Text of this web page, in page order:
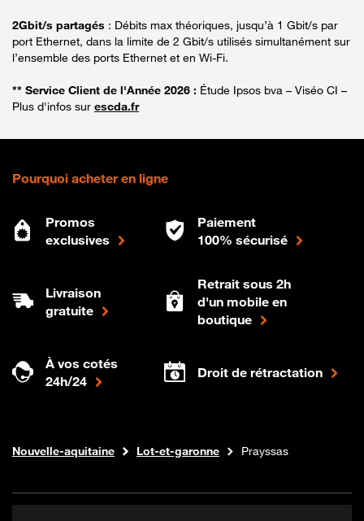
2Gbit/s partagés : Débits max théoriques, jusqu’à 1 Gbit/s par
port Ethernet, dans la limite de 2 Gbit/s utilisés simultanément sur
l’ensemble des ports Ethernet et en Wi-Fi.
** Service Client de l'Année 2026 : Étude Ipsos bva – Viséo CI –
Plus d'infos sur escda.fr
Pourquoi acheter en ligne
Promos
exclusives
Paiement
100% sécurisé
Livraison
gratuite
Retrait sous 2h
d'un mobile en
boutique
À vos cotés
24h/24
Droit de rétractation
Boutique Orange
Internet fibre
Nouvelle-aquitaine Lot-et-garonne Prayssas